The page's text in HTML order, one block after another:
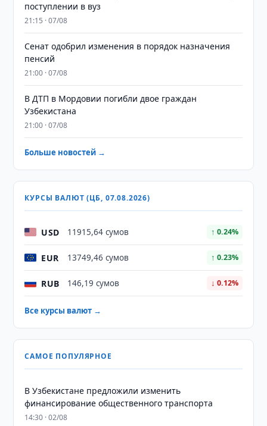
поступлении в вуз
21:15 · 07/08
Сенат одобрил изменения в порядок назначения
пенсий
21:00 · 07/08
В ДТП в Мордовии погибли двое граждан
Узбекистана
21:00 · 07/08
Больше новостей →
КУРСЫ ВАЛЮТ (ЦБ, 07.08.2026)
USD 11915,64 сумов ↑ 0.24%
EUR 13749,46 сумов ↑ 0.23%
RUB 146,19 сумов ↓ 0.12%
Все курсы валют →
САМОЕ ПОПУЛЯРНОЕ
В Узбекистане предложили изменить
финансирование общественного транспорта
14:30 · 02/08